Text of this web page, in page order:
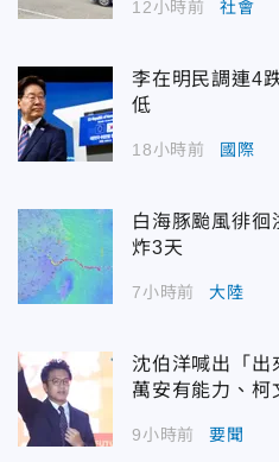
12小時前 社會
李在明民調連4
低
18小時前 國際
白海豚颱風徘徊
炸3天
7小時前 大陸
沈伯洋喊出「
萬安有能力、柯
9小時前 要聞